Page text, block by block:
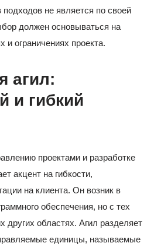
подходов не является по своей
должен основываться на
и ограничениях проекта.
агил:
и гибкий
проектами и разработке
акцент на гибкости,
на клиента. Он возник в
обеспечения, но с тех
других областях. Агил разделяет
единицы, называемые